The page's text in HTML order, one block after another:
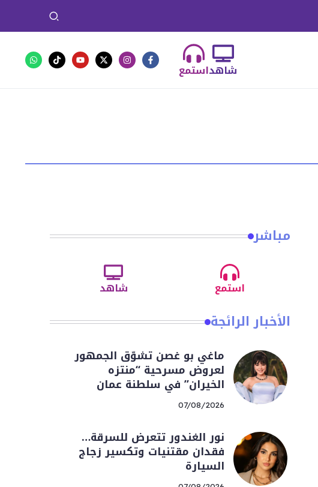
استمعشاهد
مباشر
استمع شاهد
الأخبار الرائجة
ماغي بو غصن تشوّق الجمهور
لعروض مسرحية “منتزه
الخيران” في سلطنة عمان
07/08/2026
نور الغندور تتعرض للسرقة…
فقدان مقتنيات وتكسير زجاج
السيارة